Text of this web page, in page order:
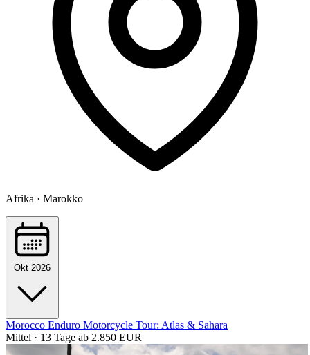
Afrika · Marokko
Okt 2026
Morocco Enduro Motorcycle Tour: Atlas & Sahara
Mittel · 13 Tage ab 2.850 EUR